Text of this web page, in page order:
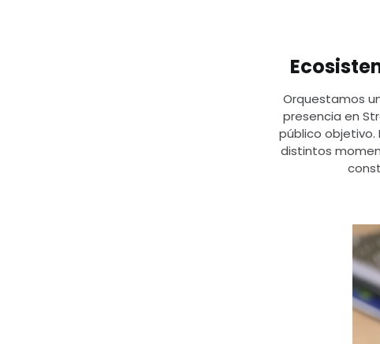
Orquestamos
presencia en
público
distintos